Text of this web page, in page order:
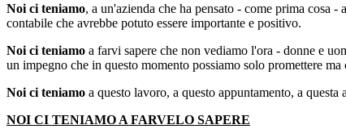
Noi ci teniamo, a un'azienda che ha pensato - come prima cosa
contabile che avrebbe potuto essere importante e positivo.
Noi ci teniamo a farvi sapere che non vediamo l'ora - donne e
un impegno che in questo momento possiamo solo promettere
Noi ci teniamo a questo lavoro, a questo appuntamento, a questa
NOI CI TENIAMO A FARVELO SAPERE